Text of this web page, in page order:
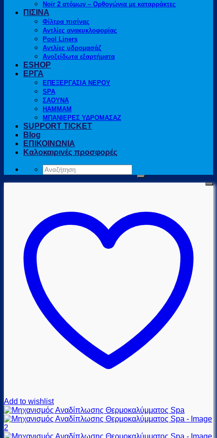
Noir 2 ατόμων – Ορθογώνια με καταρράκτες
ΠΙΣΙΝΑ
Φίλτρα πισίνας
Αντλίες ανακυκλοφορίας
Pool Liners
Αντλίες υδρομασάζ
Ανοξείδωτα εξαρτήματα
ESHOP
ΕΡΓΑ
ΕΠΕΞΕΡΓΑΣΙΑ ΝΕΡΟΥ
SPA
ΣΑΟΥΝΑ
HAMMAM
ΜΠΑΝΙΕΡΕΣ ΥΔΡΟΜΑΣΑΖ
SUPPORT TICKET
Blog
ΕΠΙΚΟΙΝΩΝΙΑ
Καλοκαιρινές προσφορές
Αναζήτηση
για:
Add to wishlist